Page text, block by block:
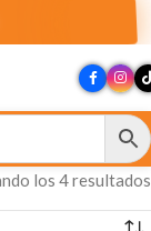
los 4 resultados